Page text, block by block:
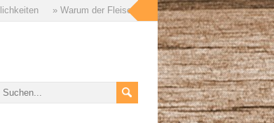
» Warum der Fleischanteil im Katzenfutter so wichtig ist –